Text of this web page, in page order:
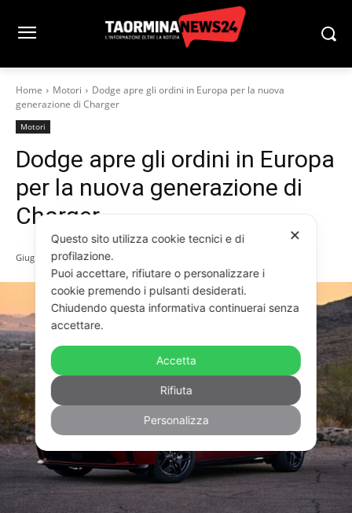
Home Motori
Dodge apre gli ordini in Europa per la nuova
generazione di Charger
Motori
Dodge apre gli ordini in Europa
per la nuova generazione di
Charger
Giugno 13, 2026
✕
Questo sito utilizza cookie tecnici e di
profilazione.
Puoi accettare, rifiutare o personalizzare i
cookie premendo i pulsanti desiderati.
Chiudendo questa informativa continuerai senza
accettare.
Accetta
Rifiuta
Personalizza